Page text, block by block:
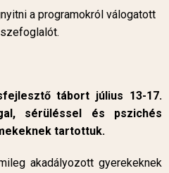
a programokról válogatott
tábort július 13-17.
sérüléssel és pszichés
tartottuk.
akadályozott gyerekeknek